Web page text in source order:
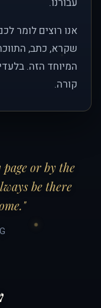
אנו רוצים לומר
שקרא, כתב,
המיוחד הזה.
קורה.
page or by the
be there